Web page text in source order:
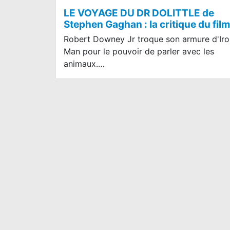
LE VOYAGE DU DR DOLITTLE de
Stephen Gaghan : la critique du film
Robert Downey Jr troque son armure
Man pour le pouvoir de parler avec les
animaux.…